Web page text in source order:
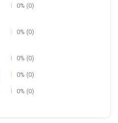
0% (0)
0% (0)
0% (0)
0% (0)
0% (0)